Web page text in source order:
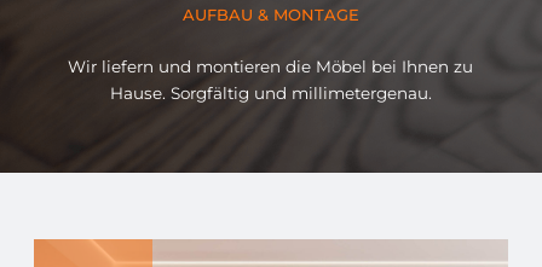
AUFBAU & MONTAGE
Wir liefern und montieren die Möbel bei Ihnen zu
Hause. Sorgfältig und millimetergenau.